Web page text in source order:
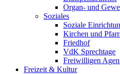
Organ- und
Soziales
Soziale
Kirchen und
Friedhof
VdK Sprechtage
Freiwilligen
Freizeit & Kultur